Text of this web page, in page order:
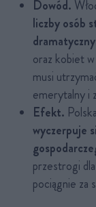
Dowód.
liczby osób
oraz kobiet
musi
emerytalny i
Efekt.
wyczerpuje
przestrogi
pociągnie za